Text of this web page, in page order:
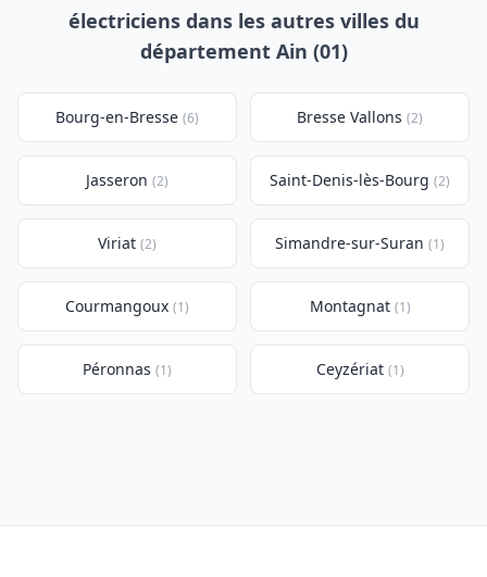
électriciens dans les autres villes du
département Ain (01)
Bourg-en-Bresse (6) Bresse Vallons (2)
Jasseron (2) Saint-Denis-lès-Bourg (2)
Viriat (2) Simandre-sur-Suran (1)
Courmangoux (1) Montagnat (1)
Péronnas (1) Ceyzériat (1)